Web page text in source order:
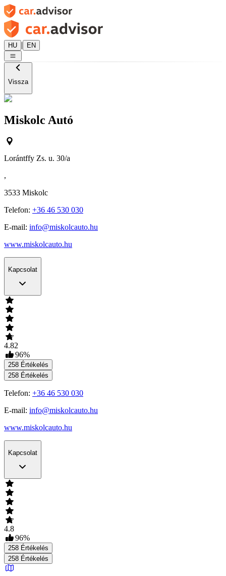
HU | EN
Vissza
Miskolc Autó
Lorántffy Zs. u. 30/a
,
3533 Miskolc
Telefon: +36 46 530 030
E-mail: info@miskolcauto.hu
www.miskolcauto.hu
Kapcsolat
4.82
96%
258 Értékelés
258 Értékelés
Telefon: +36 46 530 030
E-mail: info@miskolcauto.hu
www.miskolcauto.hu
Kapcsolat
4.8
96%
258 Értékelés
258 Értékelés